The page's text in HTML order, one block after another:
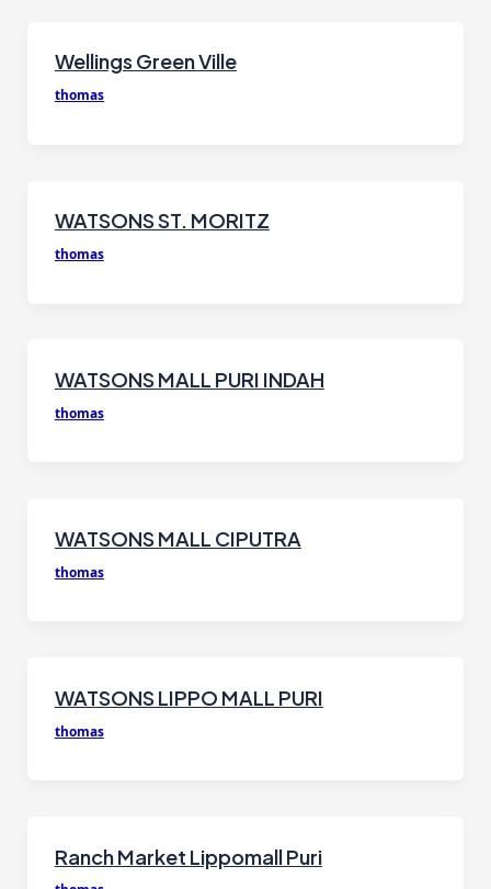
Wellings Green Ville
thomas
WATSONS ST. MORITZ
thomas
WATSONS MALL PURI INDAH
thomas
WATSONS MALL CIPUTRA
thomas
WATSONS LIPPO MALL PURI
thomas
Ranch Market Lippomall Puri